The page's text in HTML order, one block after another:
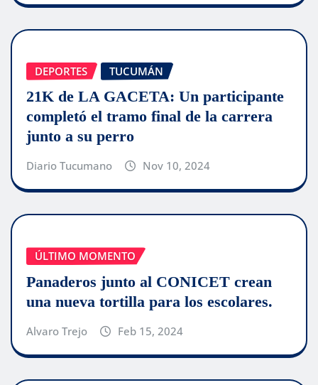
DEPORTES TUCUMÁN
21K de LA GACETA: Un participante
completó el tramo final de la carrera
junto a su perro
Diario Tucumano Nov 10, 2024
ÚLTIMO MOMENTO
Panaderos junto al CONICET crean
una nueva tortilla para los escolares.
Alvaro Trejo Feb 15, 2024